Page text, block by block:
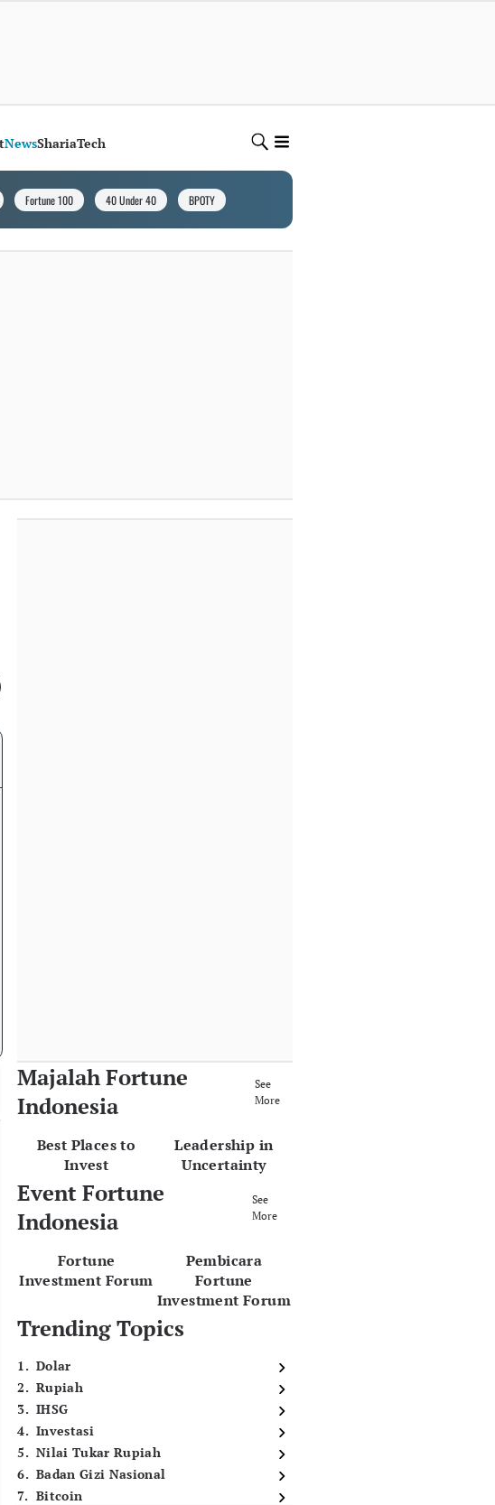
NewsShariaTech
Fortune 100 40 Under 40 BPOTY
Majalah Fortune
Indonesia
See
More
Best Places to
Invest
Leadership in
Uncertainty
Event Fortune
Indonesia
See
More
Fortune
Investment Forum
Pembicara
Fortune
Investment Forum
Trending Topics
1. Dolar
2. Rupiah
3. IHSG
4. Investasi
5. Nilai Tukar Rupiah
6. Badan Gizi Nasional
7. Bitcoin